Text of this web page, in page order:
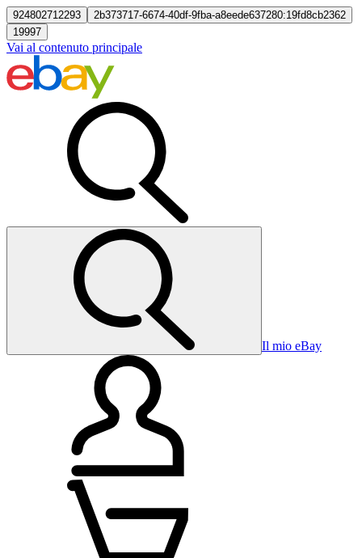
924802712293
2b373717-6674-40df-9fba-a8eede637280:19fd8cb2362
19997
Vai al contenuto principale
Il mio eBay